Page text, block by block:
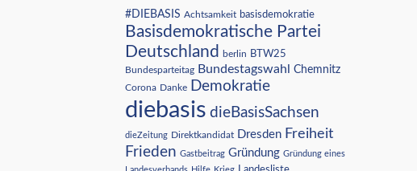
#DIEBASIS Achtsamkeit basisdemokratie
Basisdemokratische Partei
Deutschland
berlin BTW25
Bundesparteitag Bundestagswahl Chemnitz
Corona Danke Demokratie
diebasis dieBasisSachsen
dieZeitung Direktkandidat Dresden Freiheit
Frieden Gastbeitrag Gründung Gründung eines